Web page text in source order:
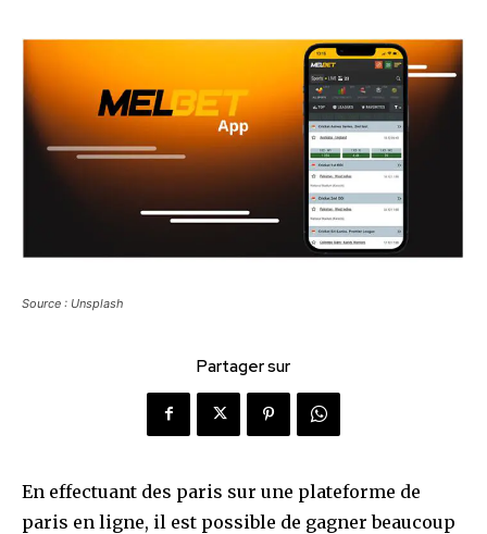
Source : Unsplash
Partager sur
En effectuant des paris sur une plateforme de
paris en ligne, il est possible de gagner beaucoup